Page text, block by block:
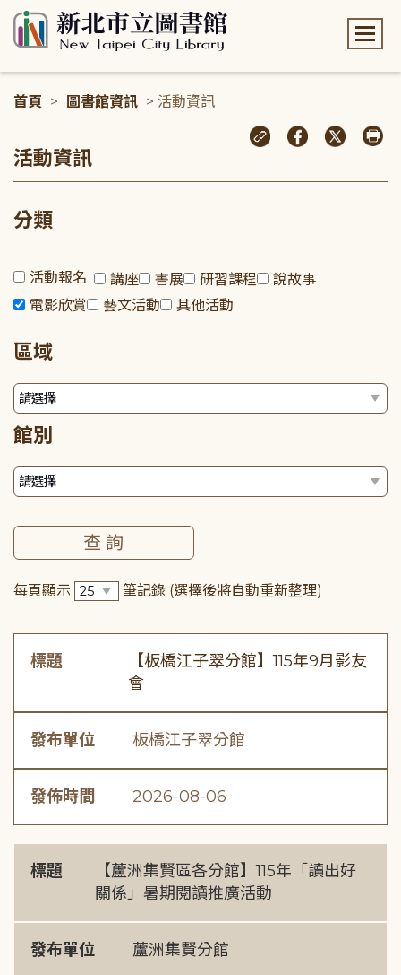
首頁 > 圖書館資訊 > 活動資訊
活動資訊
分類
活動報名 講座 書展 研習課程
說故事
電影欣賞
藝文活動 其他活動
區域
館別
每頁顯示 筆記錄 (選擇後將自動重新整理)
標題
【板橋江子翠分館】115年9月影友
會
發布單位 板橋江子翠分館
發佈時間 2026-08-06
標題
【蘆洲集賢區各分館】115年「讀出好
關係」暑期閱讀推廣活動
發布單位 蘆洲集賢分館